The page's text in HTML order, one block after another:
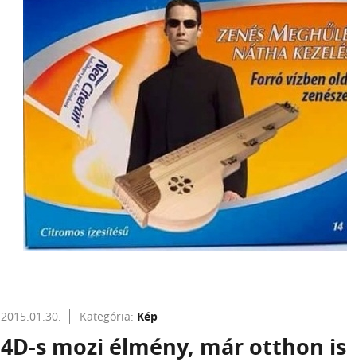
2015.01.30. Kategória: Kép
4D-s mozi élmény, már otthon is